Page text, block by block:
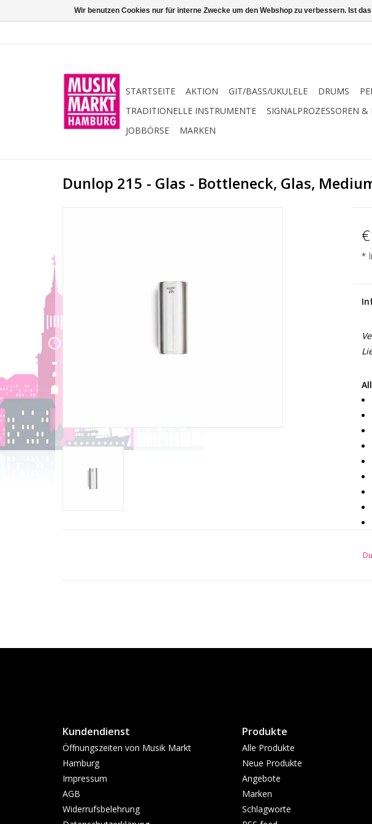
STARTSEITE AKTION GIT/BASS/UKULELE DRUMS
TRADITIONELLE INSTRUMENTE
SIGNALPROZESSOREN &
JOBBÖRSE
MARKEN
Dunlop 215 - Glas - Bottleneck, Glas,
*
Kundendienst
Öffnungszeiten von Musik Markt
Hamburg
Impressum
AGB
Widerrufsbelehrung
Produkte
Alle Produkte
Neue Produkte
Angebote
Marken
Schlagworte
Wir benutzen Cookies nur für interne Zwecke um den Webshop zu verbessern. Ist